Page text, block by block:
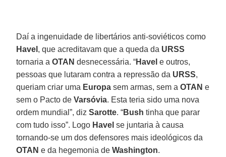
Daí a ingenuidade de libertários anti-soviéticos como
Havel , que acreditavam que a queda da URSS
tornaria aOTAN desnecessária. “Havel e outros,
pessoas que lutaram contra a repressão da URSS,
queriam criar uma Europa sem armas, sem aOTAN e
sem o Pacto deVarsóvia. Esta teria sido uma nova
ordem mundial”, dizSarotte. “Bush tinha que parar
com tudo isso”. Logo Havel se juntaria à causa
tornando-se um dos defensores mais ideológicos da
OTAN e da hegemonia deWashington.